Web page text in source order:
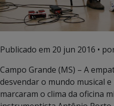
Publicado em 20 jun 2016 •
Campo Grande (MS) – A
desvendar o mundo musical
marcaram o clima da oficina